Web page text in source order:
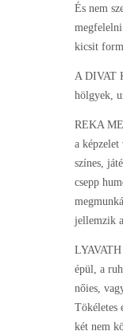
És nem
kicsit
A DIVAT
hölgyek,
REKA
a
színes,
csepp
jellemzik
épül, a
nőies,
Tökéletes
két nem